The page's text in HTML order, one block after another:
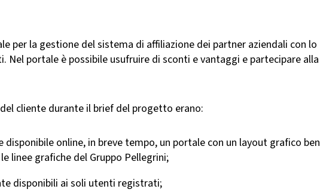
per la gestione del sistema di affiliazione dei partner aziendali con lo
Nel portale è possibile usufruire di sconti e vantaggi e partecipare alla
cliente durante il brief del progetto erano:
disponibile online, in breve tempo, un portale con un layout grafico ben
linee grafiche del Gruppo Pellegrini;
disponibili ai soli utenti registrati;